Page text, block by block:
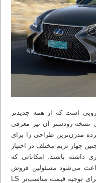
است که از همه جدیدتر
نسخه رودستر آن نیز معرفی
مدرن‌ترین طراحی را برای
چهار تریم مختلف در اختیار
داشته باشند. امکاناتی که
می‌شود مسئولین فروش
ب‌ام‌و سری هفت و آئودی A8 کار سختی برای توجیه قیمت مناسب‌تر LS